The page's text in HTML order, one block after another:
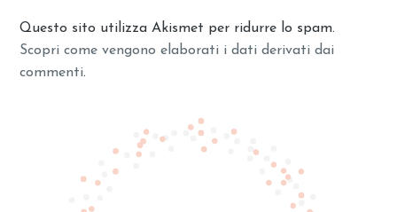
Questo sito utilizza Akismet per ridurre lo spam.
Scopri come vengono elaborati i dati derivati dai
commenti.